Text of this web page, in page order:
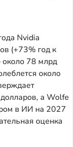
Nvidia
(+73% год к
около 78 млрд
около
а Wolfe
в ИИ на 2027
оценка